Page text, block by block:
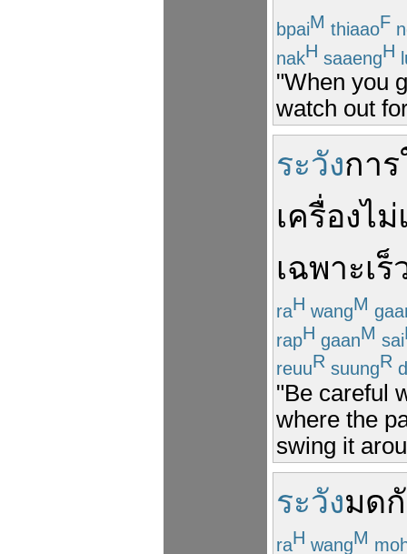
bpaiM thiaaoF
nakH saaengH
"When you
watch out
ระวังกา
เครื่องไม่
เฉพาะเร็
raH wangM
rapH gaanM sai
reuuR suungR
"Be careful
where the
swing it
ระวังมด
raH wangM